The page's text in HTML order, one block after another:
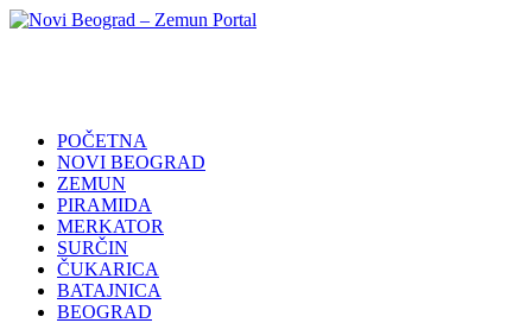
Skip
Portal
POČETNA
NOVI BEOGRAD
ZEMUN
PIRAMIDA
MERKATOR
SURČIN
ČUKARICA
BATAJNICA
BEOGRAD